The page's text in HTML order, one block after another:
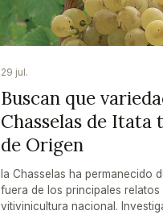
29 jul.
Buscan que
Chasselas de Itata
de Origen
la Chasselas ha permanecido
fuera de los principales relatos
vitivinicultura nacional.